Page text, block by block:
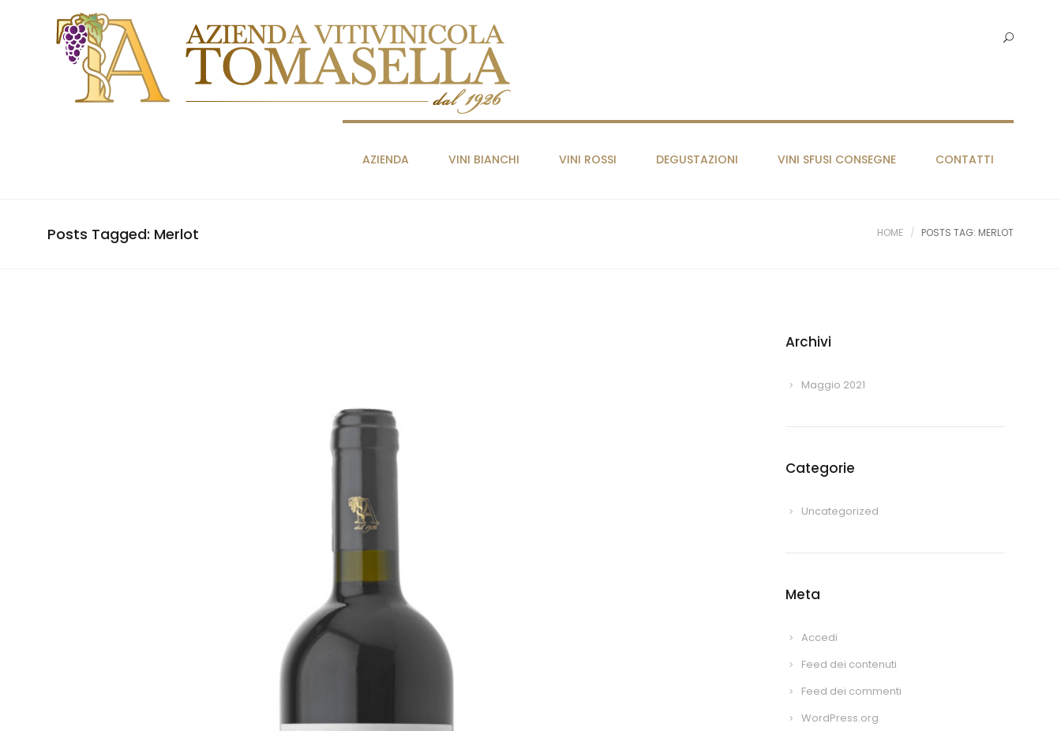
AZIENDA VINI BIANCHI VINI ROSSI DEGUSTAZIONI VINI SFUSI CONSEGNE CONTATTI
Posts Tagged: Merlot HOME POSTS TAG: MERLOT
Archivi
Maggio 2021
Categorie
Uncategorized
Meta
Accedi
Feed dei contenuti
Feed dei commenti
WordPress.org